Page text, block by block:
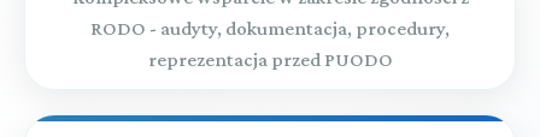
RODO - audyty, dokumentacja, procedury,
reprezentacja przed PUODO